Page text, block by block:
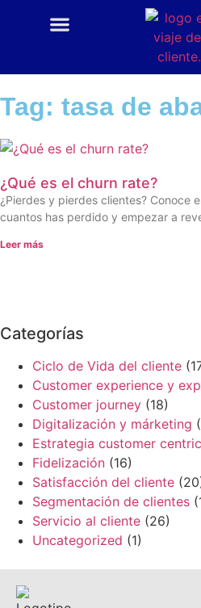
Tag: tasa de
¿Qué es el churn rate?
¿Pierdes y pierdes clientes? Conoce
cuantos has perdido y empezar a
Leer más
Categorías
Ciclo de Vida del cliente
Customer experience y
Customer journey (18)
Digitalización y márketing
Estrategia customer centric
Fidelización (16)
Satisfacción del cliente
Segmentación de clientes
Servicio al cliente (26)
Uncategorized (1)